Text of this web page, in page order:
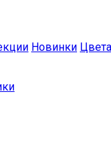
Новинки Цвета